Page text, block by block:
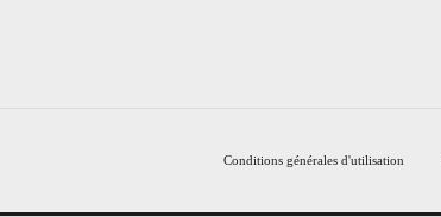
Conditions générales d'utilisation